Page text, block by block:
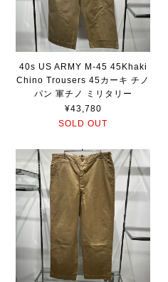
40s US ARMY M-45 45Khaki
Chino Trousers 45カーキ チノ
パン 軍チノ ミリタリー
¥43,780
SOLD OUT